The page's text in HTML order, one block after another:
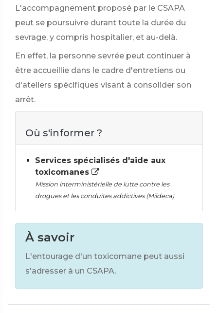
L'accompagnement proposé par le CSAPA
peut se poursuivre durant toute la durée du
sevrage, y compris hospitalier, et au-delà.
En effet, la personne sevrée peut continuer à
être accueillie dans le cadre d'entretiens ou
d'ateliers spécifiques visant à consolider son
arrêt.
Où s'informer ?
Services spécialisés d'aide aux
toxicomanes
Mission interministérielle de lutte contre les
drogues et les conduites addictives (Mildeca)
À savoir
L'entourage d'un toxicomane peut aussi
s'adresser à un CSAPA.